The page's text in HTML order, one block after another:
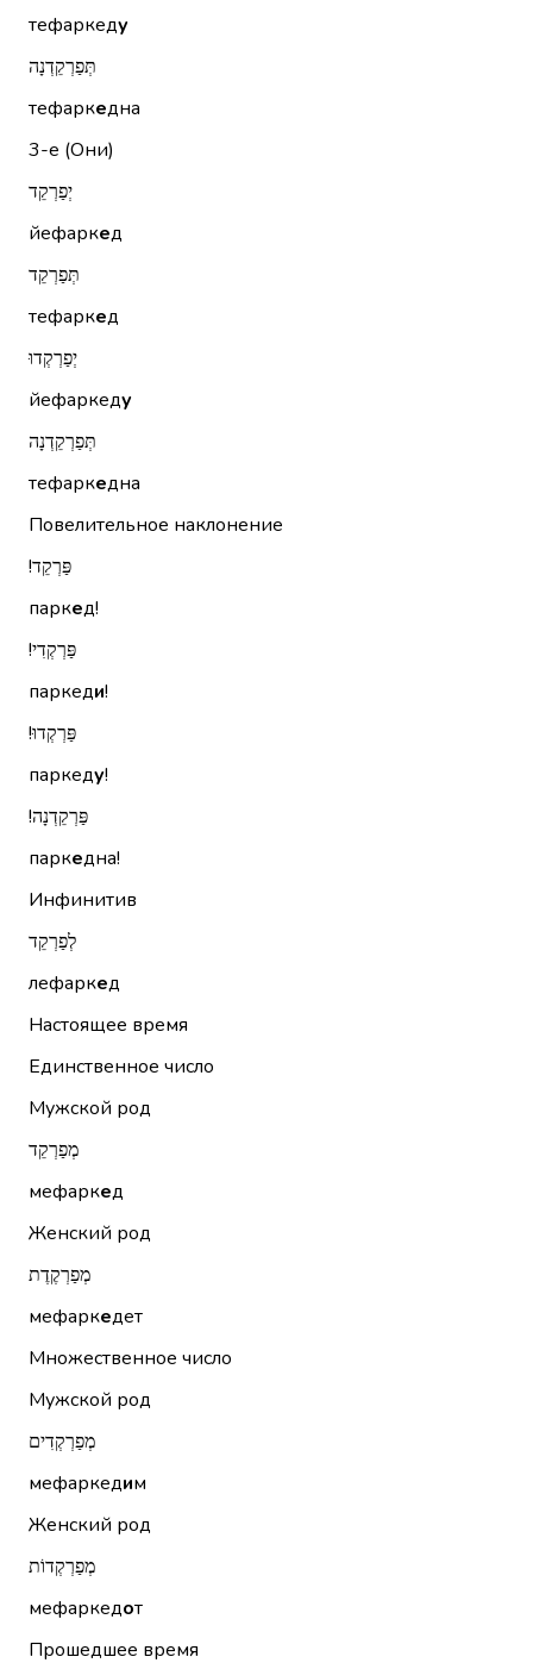
тефаркеду
תְּפַרְקֵדְנָה
тефаркедна
3-е (Они)
יְפַרְקֵד
йефаркед
תְּפַרְקֵד
тефаркед
יְפַרְקְדוּ
йефаркеду
תְּפַרְקֵדְנָה
тефаркедна
Повелительное наклонение
פַּרְקֵד!‏
паркед!
פַּרְקְדִי!‏
паркеди!
פַּרְקְדוּ!‏
паркеду!
פַּרְקֵדְנָה!‏
паркедна!
Инфинитив
לְפַרְקֵד
лефаркед
Настоящее время
Единственное число
Мужской род
מְפַרְקֵד
мефаркед
Женский род
מְפַרְקֶדֶת
мефаркедет
Множественное число
Мужской род
מְפַרְקְדִים
мефаркедим
Женский род
מְפַרְקְדוֹת
мефаркедот
Прошедшее время